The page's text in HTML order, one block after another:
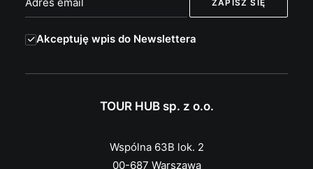
Akceptuję wpis do Newslettera
TOUR HUB sp. z o.o.
Wspólna 63B lok. 2
00-687 Warszawa